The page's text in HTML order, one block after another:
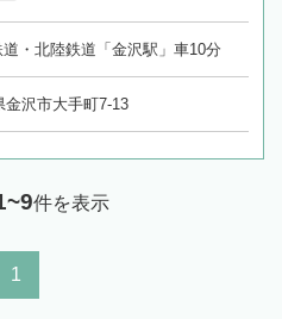
・北陸鉄道「金沢駅」車10分
金沢市大手町7-13
件を表示
1